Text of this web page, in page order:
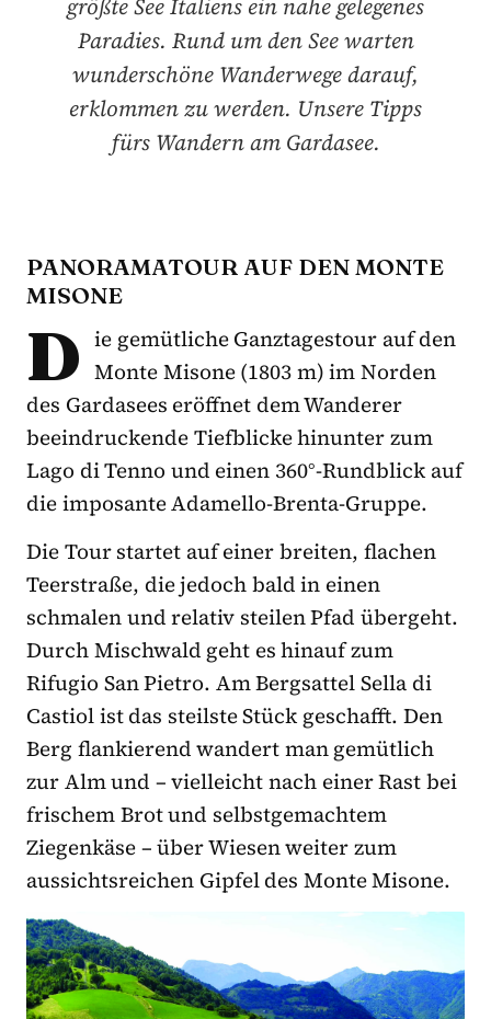
größte See Italiens ein nahe gelegenes
Paradies. Rund um den See warten
wunderschöne Wanderwege darauf,
erklommen zu werden. Unsere Tipps
fürs Wandern am Gardasee.
PANORAMATOUR AUF DEN MONTE
MISONE
D ie gemütliche Ganztagestour auf den
Monte Misone (1803 m) im Norden
des Gardasees eröffnet dem Wanderer
beeindruckende Tiefblicke hinunter zum
Lago di Tenno und einen 360°-Rundblick auf
die imposante Adamello-Brenta-Gruppe.
Die Tour startet auf einer breiten, flachen
Teerstraße, die jedoch bald in einen
schmalen und relativ steilen Pfad übergeht.
Durch Mischwald geht es hinauf zum
Rifugio San Pietro. Am Bergsattel Sella di
Castiol ist das steilste Stück geschafft. Den
Berg flankierend wandert man gemütlich
zur Alm und – vielleicht nach einer Rast bei
frischem Brot und selbstgemachtem
Ziegenkäse – über Wiesen weiter zum
aussichtsreichen Gipfel des Monte Misone.